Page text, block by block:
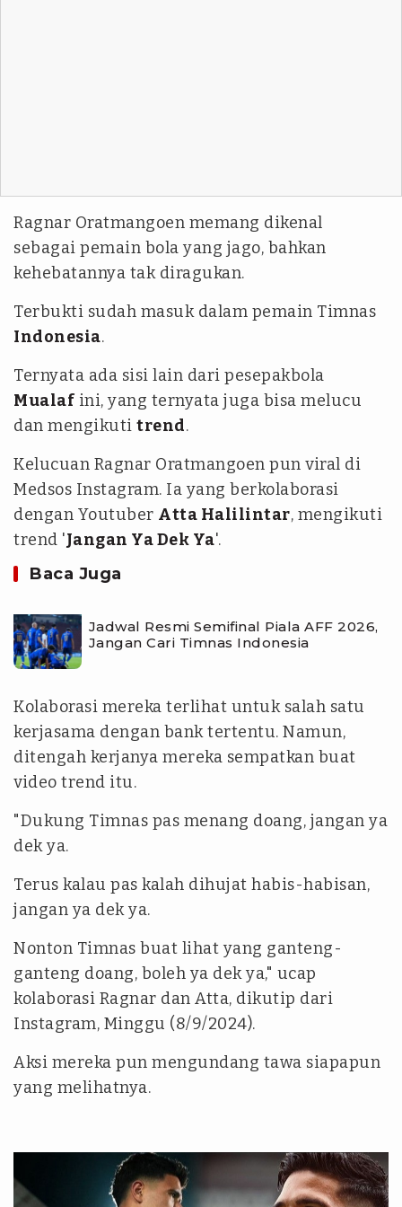
Ragnar Oratmangoen memang dikenal
sebagai pemain bola yang jago, bahkan
kehebatannya tak diragukan.
Terbukti sudah masuk dalam pemain Timnas
Indonesia.
Ternyata ada sisi lain dari pesepakbola
Mualaf ini, yang ternyata juga bisa melucu
dan mengikuti trend.
Kelucuan Ragnar Oratmangoen pun viral di
Medsos Instagram. Ia yang berkolaborasi
dengan Youtuber Atta Halilintar, mengikuti
trend 'Jangan Ya Dek Ya'.
Baca Juga
Jadwal Resmi Semifinal Piala AFF 2026,
Jangan Cari Timnas Indonesia
Kolaborasi mereka terlihat untuk salah satu
kerjasama dengan bank tertentu. Namun,
ditengah kerjanya mereka sempatkan buat
video trend itu.
"Dukung Timnas pas menang doang, jangan ya
dek ya.
Terus kalau pas kalah dihujat habis-habisan,
jangan ya dek ya.
Nonton Timnas buat lihat yang ganteng-
ganteng doang, boleh ya dek ya," ucap
kolaborasi Ragnar dan Atta, dikutip dari
Instagram, Minggu (8/9/2024).
Aksi mereka pun mengundang tawa siapapun
yang melihatnya.